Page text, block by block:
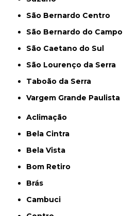
São Bernardo Centro
São Bernardo do Campo
São Caetano do Sul
São Lourenço da Serra
Taboão da Serra
Vargem Grande Paulista
Aclimação
Bela Cintra
Bela Vista
Bom Retiro
Brás
Cambuci